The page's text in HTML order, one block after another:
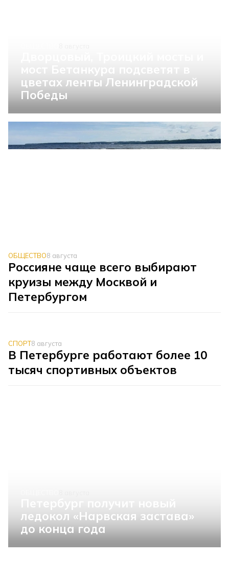
цветах ленты Ленинградской
Победы
ОБЩЕСТВО8 августа
Россияне чаще всего выбирают
круизы между Москвой и
Петербургом
СПОРТ8 августа
В Петербурге работают более 10
тысяч спортивных объектов
ледокол «Нарвская застава»
до конца года